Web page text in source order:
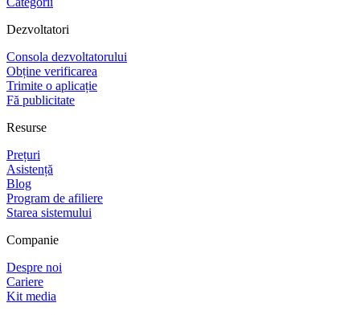
Dezvoltatori
Consola dezvoltatorului
Obține verificarea
Trimite o aplicație
Fă publicitate
Resurse
Prețuri
Asistență
Blog
Program de afiliere
Starea sistemului
Companie
Despre noi
Cariere
Kit media